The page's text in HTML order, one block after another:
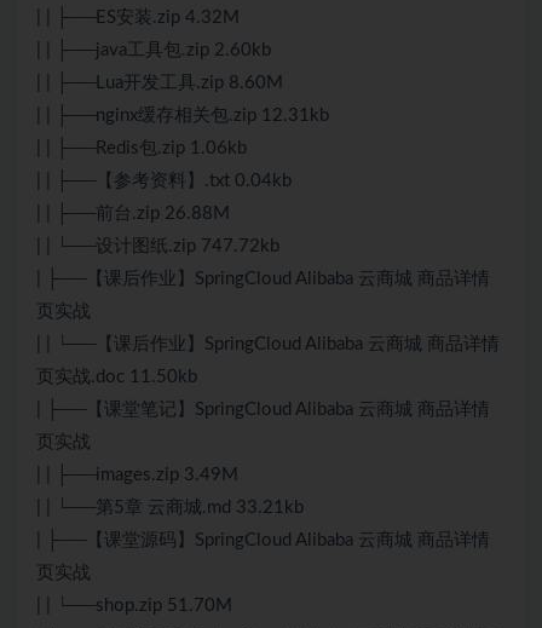
| | ├──ES安装.zip 4.32M
| | ├──java工具包.zip 2.60kb
| | ├──Lua开发工具.zip 8.60M
| | ├──nginx缓存相关包.zip 12.31kb
| | ├──Redis包.zip 1.06kb
| | ├──【参考资料】.txt 0.04kb
| | ├──前台.zip 26.88M
| | └──设计图纸.zip 747.72kb
| ├──【课后作业】SpringCloud Alibaba 云商城 商品详情
页实战
| | └──【课后作业】SpringCloud Alibaba 云商城 商品详情
页实战.doc 11.50kb
| ├──【课堂笔记】SpringCloud Alibaba 云商城 商品详情
页实战
| | ├──images.zip 3.49M
| | └──第5章 云商城.md 33.21kb
| ├──【课堂源码】SpringCloud Alibaba 云商城 商品详情
页实战
| | └──shop.zip 51.70M